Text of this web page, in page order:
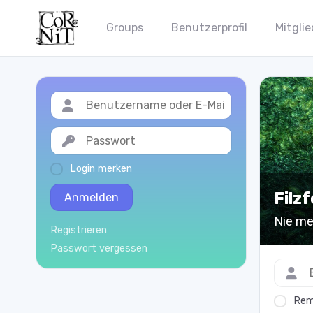
Groups Benutzerprofil
Nie
Login merken
Anmelden
Registrieren
Passwort vergessen